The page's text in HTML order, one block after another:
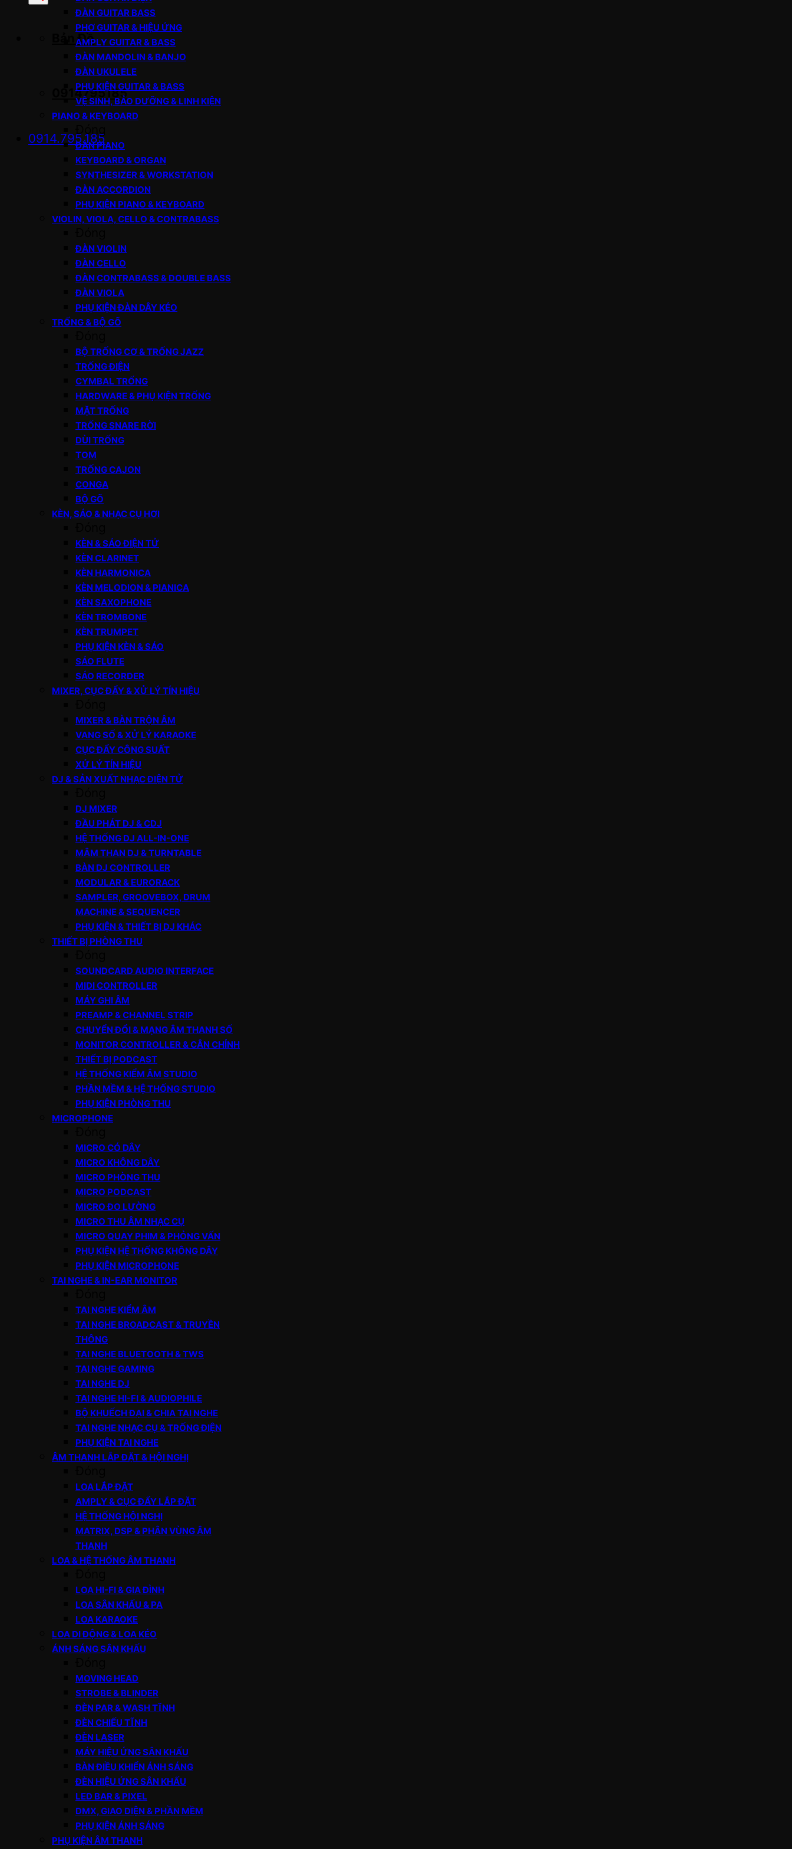
Bản Đồ
0914795185
0914.795.185
ĐÀN GUITAR BASS
PHƠ GUITAR & HIỆU ỨNG
AMPLY GUITAR & BASS
ĐÀN MANDOLIN & BANJO
ĐÀN UKULELE
PHỤ KIỆN GUITAR & BASS
VỆ SINH, BẢO DƯỠNG & LINH KIỆN
PIANO & KEYBOARD
ĐÀN PIANO
KEYBOARD & ORGAN
SYNTHESIZER & WORKSTATION
ĐÀN ACCORDION
PHỤ KIỆN PIANO & KEYBOARD
VIOLIN, VIOLA, CELLO & CONTRABASS
ĐÀN VIOLIN
ĐÀN CELLO
ĐÀN CONTRABASS & DOUBLE BASS
ĐÀN VIOLA
PHỤ KIỆN ĐÀN DÂY KÉO
TRỐNG & BỘ GÕ
BỘ TRỐNG CƠ & TRỐNG JAZZ
TRỐNG ĐIỆN
CYMBAL TRỐNG
HARDWARE & PHỤ KIỆN TRỐNG
MẶT TRỐNG
TRỐNG SNARE RỜI
DÙI TRỐNG
TOM
TRỐNG CAJON
CONGA
BỘ GÕ
KÈN, SÁO & NHẠC CỤ HƠI
KÈN & SÁO ĐIỆN TỬ
KÈN CLARINET
KÈN HARMONICA
KÈN MELODION & PIANICA
KÈN SAXOPHONE
KÈN TROMBONE
KÈN TRUMPET
PHỤ KIỆN KÈN & SÁO
SÁO FLUTE
SÁO RECORDER
MIXER, CỤC ĐẨY & XỬ LÝ TÍN HIỆU
MIXER & BÀN TRỘN ÂM
VANG SỐ & XỬ LÝ KARAOKE
CỤC ĐẨY CÔNG SUẤT
XỬ LÝ TÍN HIỆU
DJ & SẢN XUẤT NHẠC ĐIỆN TỬ
DJ MIXER
ĐẦU PHÁT DJ & CDJ
HỆ THỐNG DJ ALL-IN-ONE
MÂM THAN DJ & TURNTABLE
BÀN DJ CONTROLLER
MODULAR & EURORACK
SAMPLER, GROOVEBOX, DRUM
MACHINE & SEQUENCER
PHỤ KIỆN & THIẾT BỊ DJ KHÁC
THIẾT BỊ PHÒNG THU
SOUNDCARD AUDIO INTERFACE
MIDI CONTROLLER
MÁY GHI ÂM
PREAMP & CHANNEL STRIP
CHUYỂN ĐỔI & MẠNG ÂM THANH SỐ
MONITOR CONTROLLER & CÂN CHỈNH
THIẾT BỊ PODCAST
HỆ THỐNG KIỂM ÂM STUDIO
PHẦN MỀM & HỆ THỐNG STUDIO
PHỤ KIỆN PHÒNG THU
MICROPHONE
MICRO CÓ DÂY
MICRO KHÔNG DÂY
MICRO PHÒNG THU
MICRO PODCAST
MICRO ĐO LƯỜNG
MICRO THU ÂM NHẠC CỤ
MICRO QUAY PHIM & PHỎNG VẤN
PHỤ KIỆN HỆ THỐNG KHÔNG DÂY
PHỤ KIỆN MICROPHONE
TAI NGHE & IN-EAR MONITOR
TAI NGHE KIỂM ÂM
TAI NGHE BROADCAST & TRUYỀN
THÔNG
TAI NGHE BLUETOOTH & TWS
TAI NGHE GAMING
TAI NGHE DJ
TAI NGHE HI-FI & AUDIOPHILE
BỘ KHUẾCH ĐẠI & CHIA TAI NGHE
TAI NGHE NHẠC CỤ & TRỐNG ĐIỆN
PHỤ KIỆN TAI NGHE
ÂM THANH LẮP ĐẶT & HỘI NGHỊ
LOA LẮP ĐẶT
AMPLY & CỤC ĐẨY LẮP ĐẶT
HỆ THỐNG HỘI NGHỊ
MATRIX, DSP & PHÂN VÙNG ÂM
THANH
LOA & HỆ THỐNG ÂM THANH
LOA HI-FI & GIA ĐÌNH
LOA SÂN KHẤU & PA
LOA KARAOKE
LOA DI ĐỘNG & LOA KÉO
ÁNH SÁNG SÂN KHẤU
MOVING HEAD
STROBE & BLINDER
ĐÈN PAR & WASH TĨNH
ĐÈN CHIẾU TĨNH
ĐÈN LASER
MÁY HIỆU ỨNG SÂN KHẤU
BÀN ĐIỀU KHIỂN ÁNH SÁNG
ĐÈN HIỆU ỨNG SÂN KHẤU
LED BAR & PIXEL
DMX, GIAO DIỆN & PHẦN MỀM
PHỤ KIỆN ÁNH SÁNG
PHỤ KIỆN ÂM THANH